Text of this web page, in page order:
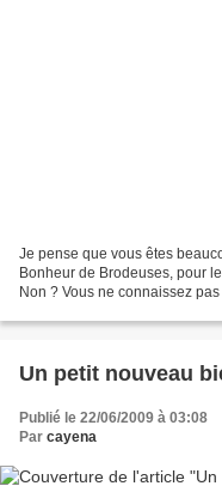
Je pense que vous êtes
Bonheur de Brodeuses, pour
Non ? Vous ne connaissez
Un petit nouveau
Publié le 22/06/2009 à 03:08
Par cayena